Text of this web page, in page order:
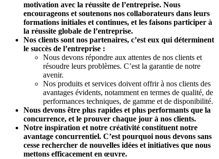
motivation avec la réussite de l’entreprise. Nous
encourageons et soutenons nos collaborateurs dans leurs
formations initiales et continues, et les faisons participer à
la réussite globale de l’entreprise.
Nos clients sont nos partenaires, c’est eux qui déterminent
le succès de l’entreprise :
Nous devons répondre aux attentes de nos clients et
résoudre leurs problèmes. C’est la garantie de notre
avenir.
Nos produits et services doivent offrir à nos clients des
avantages évidents, notamment en termes de qualité, de
performances techniques, de gamme et de disponibilité.
Nous devons être plus rapides et plus performants que la
concurrence, et le prouver chaque jour à nos clients.
Notre inspiration et notre créativité constituent notre
avantage concurrentiel. C’est pourquoi nous devons sans
cesse rechercher de nouvelles idées et initiatives que nous
mettons efficacement en œuvre.